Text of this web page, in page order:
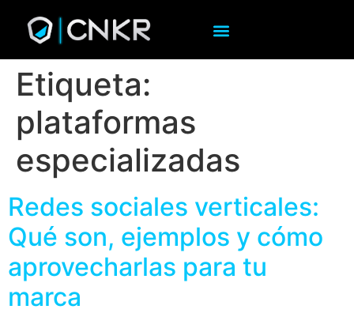
Etiqueta:
plataformas
especializadas
Redes sociales verticales:
Qué son, ejemplos y cómo
aprovecharlas para tu
marca